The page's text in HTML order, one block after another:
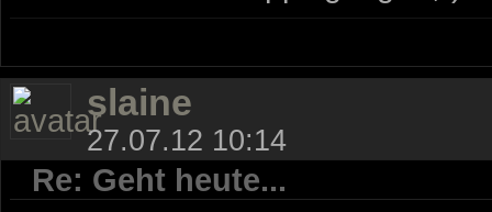
slaine
27.07.12 10:14
Re: Geht heute...